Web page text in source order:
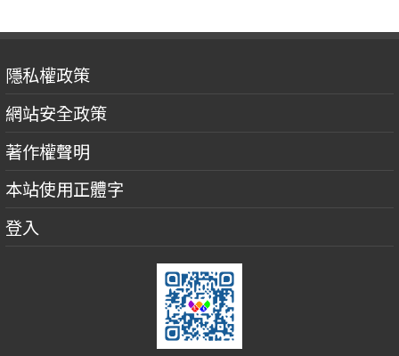
隱私權政策
網站安全政策
著作權聲明
本站使用正體字
登入